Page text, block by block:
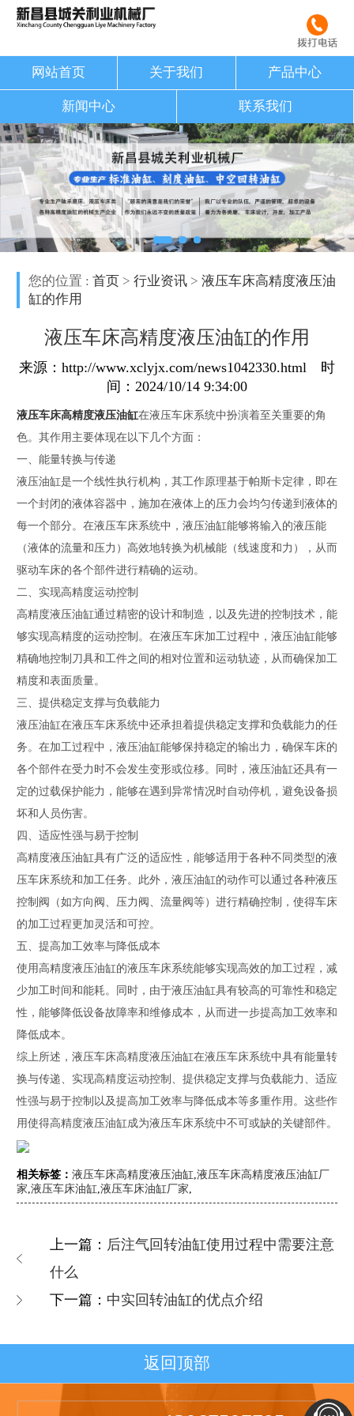
网站首页 关于我们 产品中心
新闻中心 联系我们
您的位置 : 首页> 行业资讯> 液压车床高精度液压油
缸的作用
液压车床高精度液压油缸的作用
来源：http://www.xclyjx.com/news1042330.html 时
间：2024/10/14 9:34:00
液压车床高精度液压油缸在液压车床系统中扮演着至关重要的角
色。其作用主要体现在以下几个方面：
一、能量转换与传递
液压油缸是一个线性执行机构，其工作原理基于帕斯卡定律，即在
一个封闭的液体容器中，施加在液体上的压力会均匀传递到液体的
每一个部分。在液压车床系统中，液压油缸能够将输入的液压能
（液体的流量和压力）高效地转换为机械能（线速度和力），从而
驱动车床的各个部件进行精确的运动。
二、实现高精度运动控制
高精度液压油缸通过精密的设计和制造，以及先进的控制技术，能
够实现高精度的运动控制。在液压车床加工过程中，液压油缸能够
精确地控制刀具和工件之间的相对位置和运动轨迹，从而确保加工
精度和表面质量。
三、提供稳定支撑与负载能力
液压油缸在液压车床系统中还承担着提供稳定支撑和负载能力的任
务。在加工过程中，液压油缸能够保持稳定的输出力，确保车床的
各个部件在受力时不会发生变形或位移。同时，液压油缸还具有一
定的过载保护能力，能够在遇到异常情况时自动停机，避免设备损
坏和人员伤害。
四、适应性强与易于控制
高精度液压油缸具有广泛的适应性，能够适用于各种不同类型的液
压车床系统和加工任务。此外，液压油缸的动作可以通过各种液压
控制阀（如方向阀、压力阀、流量阀等）进行精确控制，使得车床
的加工过程更加灵活和可控。
五、提高加工效率与降低成本
使用高精度液压油缸的液压车床系统能够实现高效的加工过程，减
少加工时间和能耗。同时，由于液压油缸具有较高的可靠性和稳定
性，能够降低设备故障率和维修成本，从而进一步提高加工效率和
降低成本。
综上所述，液压车床高精度液压油缸在液压车床系统中具有能量转
换与传递、实现高精度运动控制、提供稳定支撑与负载能力、适应
性强与易于控制以及提高加工效率与降低成本等多重作用。这些作
用使得高精度液压油缸成为液压车床系统中不可或缺的关键部件。
相关标签： 液压车床高精度液压油缸 液压车床高精度液压油缸厂
家 液压车床油缸 液压车床油缸厂家
上一篇： 后注气回转油缸使用过程中需要注意
什么
下一篇： 中实回转油缸的优点介绍
返回顶部